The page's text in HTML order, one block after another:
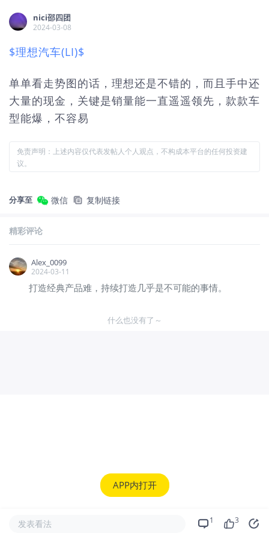
nici邵四团
2024-03-08
$理想汽车(LI)$
单单看走势图的话，理想还是不错的，而且手中还
大量的现金，关键是销量能一直遥遥领先，款款车
型能爆，不容易
免责声明：上述内容仅代表发帖人个人观点，不构成本平台的任何投资建
议。
分享至 微信 复制链接
精彩评论
Alex_0099
2024-03-11
打造经典产品难，持续打造几乎是不可能的事情。
什么也没有了～
APP内打开
发表看法 1 3